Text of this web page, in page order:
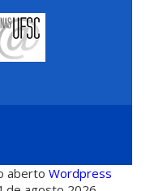
abertoWordpress